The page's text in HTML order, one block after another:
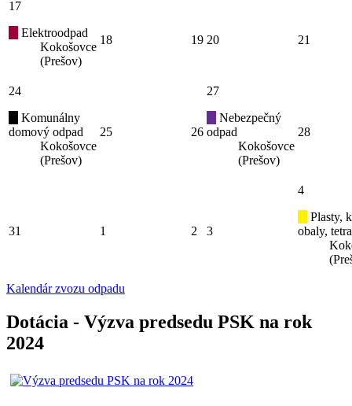
17
Elektroodpad
Kokošovce
(Prešov)
18 19 20 21
24
Komunálny
domový odpad
Kokošovce
(Prešov)
25 26
27
Nebezpečný
odpad
Kokošovce
(Prešov)
28
31 1 2 3
4
Plasty,
obaly,
Kalendár zvozu odpadu
Dotácia - Výzva predsedu PSK na rok
2024